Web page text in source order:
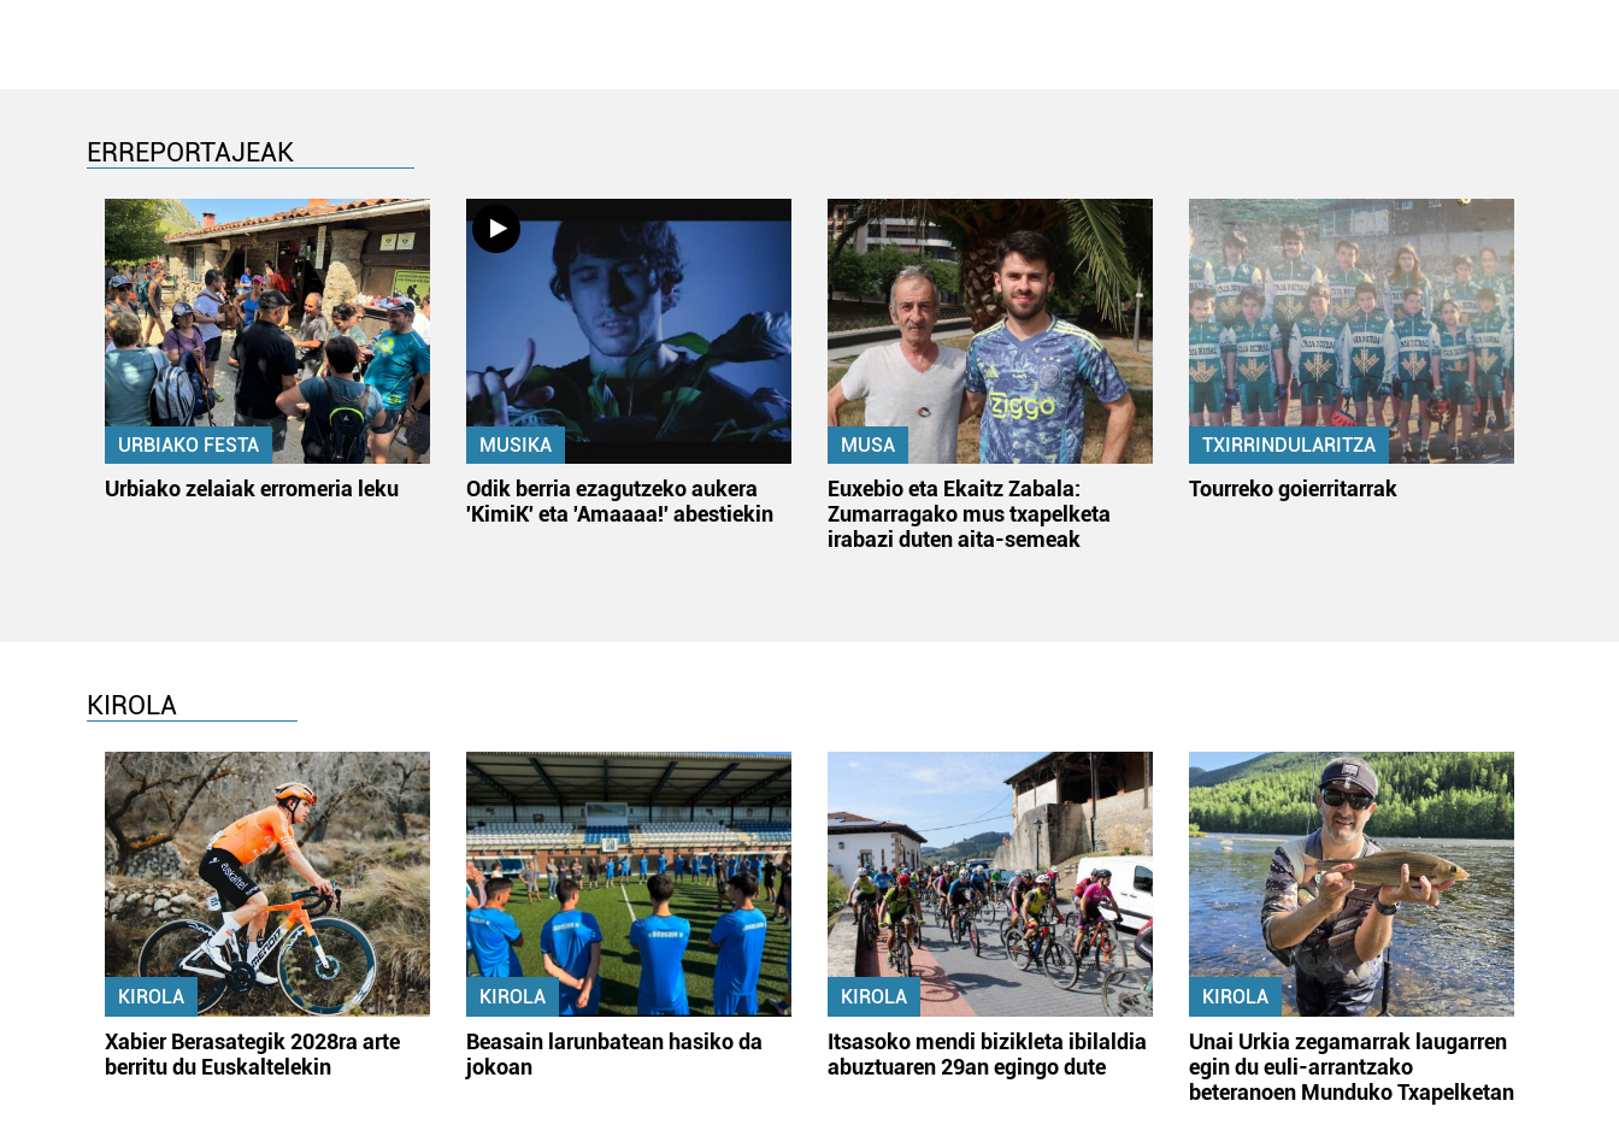
ERREPORTAJEAK
URBIAKO FESTA
Urbiako zelaiak erromeria leku
MUSIKA
Odik berria ezagutzeko aukera
'KimiK' eta 'Amaaaa!' abestiekin
MUSA
Euxebio eta Ekaitz Zabala:
Zumarragako mus txapelketa
irabazi duten aita-semeak
TXIRRINDULARITZA
Tourreko goierritarrak
KIROLA
KIROLA
Xabier Berasategik 2028ra arte
berritu du Euskaltelekin
KIROLA
Beasain larunbatean hasiko da
jokoan
KIROLA
Itsasoko mendi bizikleta ibilaldia
abuztuaren 29an egingo dute
KIROLA
Unai Urkia zegamarrak laugarren
egin du euli-arrantzako
beteranoen Munduko Txapelketan